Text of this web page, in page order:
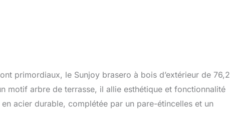
primordiaux, le Sunjoy brasero à bois d’extérieur de 76,2
motif arbre de terrasse, il allie esthétique et fonctionnalité
acier durable, complétée par un pare-étincelles et un